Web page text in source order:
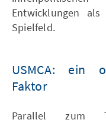
Entwicklungen
Spielfeld.
USMCA: ein
Faktor
Parallel zum